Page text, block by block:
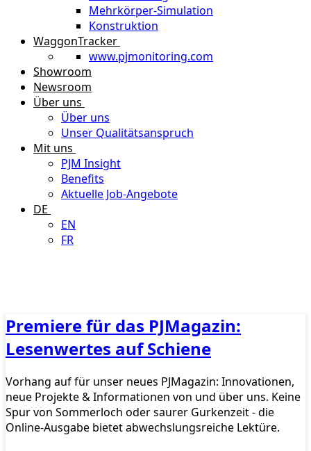
Mehrkörper-Simulation
Konstruktion
WaggonTracker
www.pjmonitoring.com
Showroom
Newsroom
Über uns
Über uns
Unser Qualitätsanspruch
Mit uns
PJM Insight
Benefits
Aktuelle Job-Angebote
DE
EN
FR
Premiere für das PJMagazin:
Lesenwertes auf Schiene
Vorhang auf für unser neues PJMagazin: Innovationen,
neue Projekte & Informationen von und über uns. Keine
Spur von Sommerloch oder saurer Gurkenzeit - die
Online-Ausgabe bietet abwechslungsreiche Lektüre.